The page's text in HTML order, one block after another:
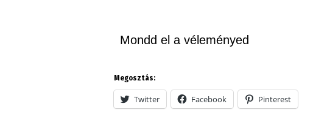
Mondd el a véleményed
Megosztás:
Twitter Facebook Pinterest